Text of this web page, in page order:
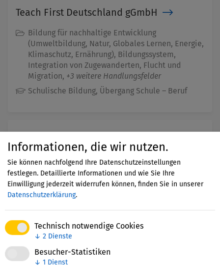
Informationen, die wir nutzen.
Sie können nachfolgend Ihre Datenschutzeinstellungen
festlegen. Detaillierte Informationen und wie Sie Ihre
Einwilligung jederzeit widerrufen können, finden Sie in unserer
Datenschutzerklärung.
Technisch notwendige Cookies
↓ 2 Dienste
Besucher-Statistiken
↓ 1 Dienst
Teach First Deutschland gGmbH
Bildung für nachhaltige Entwicklung
(Umweltbildung, Natur, Globales Lernen, Energie,
Klimaschutz, Ernährung), Bildungssystem,
Integration von Zugewanderten, Flucht und
Migration, +3 weitere Handlungsfelder
Schulische Bildung, Übergang Schule – Beruf
Teach First Deutschland gGmbH
Bildungssystem, Lehrerinnen- / Lehrerbildung,
MINT-Bildung,+2 weitere Handlungsfelder
Thomas Braun